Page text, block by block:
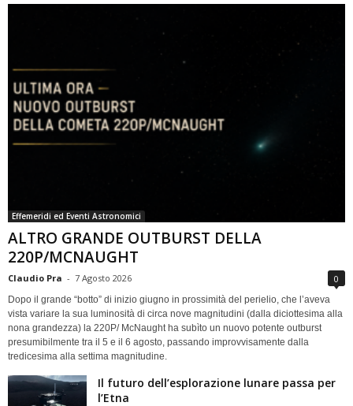
Effemeridi ed Eventi Astronomici
ALTRO GRANDE OUTBURST DELLA
220P/MCNAUGHT
Claudio Pra - 7 Agosto 2026 0
Dopo il grande “botto” di inizio giugno in prossimità del perielio, che l’aveva
vista variare la sua luminosità di circa nove magnitudini (dalla diciottesima alla
nona grandezza) la 220P/ McNaught ha subìto un nuovo potente outburst
presumibilmente tra il 5 e il 6 agosto, passando improvvisamente dalla
tredicesima alla settima magnitudine.
Il futuro dell’esplorazione lunare passa per
l’Etna